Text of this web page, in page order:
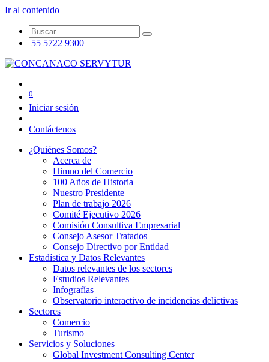
Ir al contenido
55 5722 9300
0
Iniciar sesión
Contáctenos
¿Quiénes Somos?
Acerca de
Himno del Comercio
100 Años de Historia
Nuestro Presidente
Plan de trabajo 2026
Comité Ejecutivo 2026
Comisión Consultiva Empresarial
Consejo Asesor Tratados
Consejo Directivo por Entidad
Estadística y Datos Relevantes
Datos relevantes de los sectores
Estudios Relevantes
Infografías
Observatorio interactivo de incidencias delictivas
Sectores
Comercio
Turismo
Servicios y Soluciones
Global Investment Consulting Center